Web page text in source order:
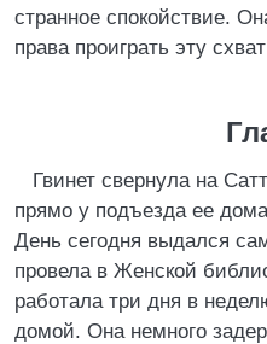
странное спокойствие.
права проиграть эту
Гвинет свернула на
прямо у подъезда ее
День сегодня выдался
провела в Женской
работала три дня в
домой. Она немного